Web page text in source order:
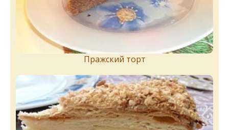
Пражский торт